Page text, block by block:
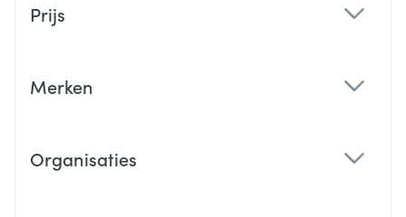
Prijs
Merken
Organisaties